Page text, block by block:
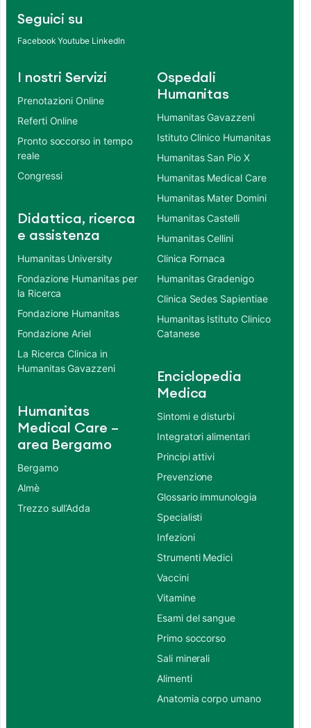
Seguici su
Facebook Youtube LinkedIn
I nostri Servizi
Prenotazioni Online
Referti Online
Pronto soccorso in tempo
reale
Congressi
Didattica, ricerca
e assistenza
Humanitas University
Fondazione Humanitas per
la Ricerca
Fondazione Humanitas
Fondazione Ariel
La Ricerca Clinica in
Humanitas Gavazzeni
Humanitas
Medical Care –
area Bergamo
Bergamo
Almè
Trezzo sull’Adda
Ospedali
Humanitas
Humanitas Gavazzeni
Istituto Clinico Humanitas
Humanitas San Pio X
Humanitas Medical Care
Humanitas Mater Domini
Humanitas Castelli
Humanitas Cellini
Clinica Fornaca
Humanitas Gradenigo
Clinica Sedes Sapientiae
Humanitas Istituto Clinico
Catanese
Enciclopedia
Medica
Sintomi e disturbi
Integratori alimentari
Principi attivi
Prevenzione
Glossario immunologia
Specialisti
Infezioni
Strumenti Medici
Vaccini
Vitamine
Esami del sangue
Primo soccorso
Sali minerali
Alimenti
Anatomia corpo umano